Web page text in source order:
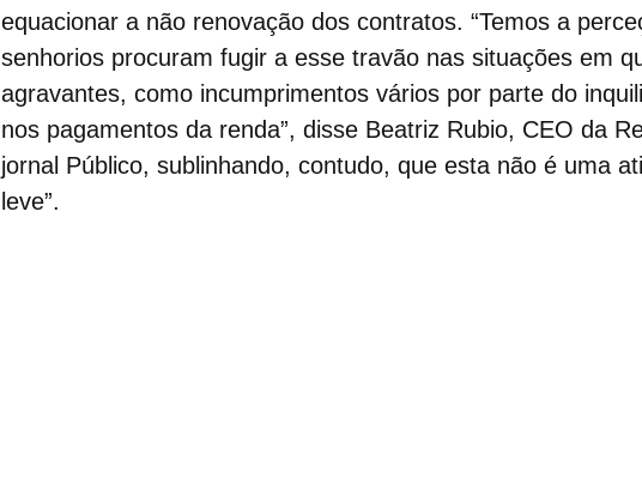
equacionar a não renovação dos contratos. “Temos a
senhorios procuram fugir a esse travão nas situações em
agravantes, como incumprimentos vários por parte do
nos pagamentos da renda”, disse Beatriz Rubio, CEO da
jornal Público, sublinhando, contudo, que esta não é uma
leve”.